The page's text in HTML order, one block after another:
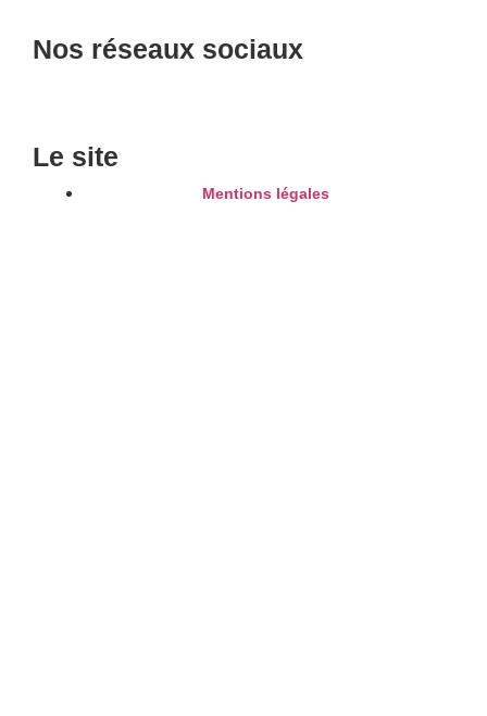
Nos réseaux sociaux
Le site
Mentions légales